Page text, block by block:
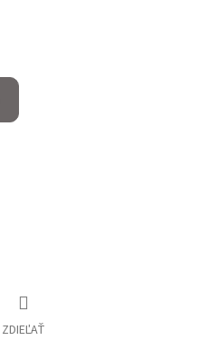
ZDIEĽAŤ